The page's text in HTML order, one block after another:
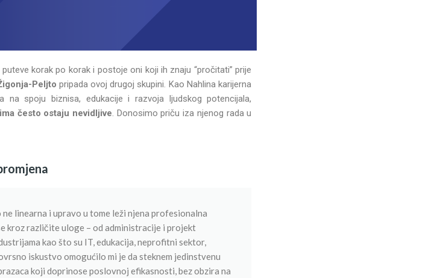
korak po korak i postoje oni koji ih znaju “pročitati” prije
Peljto pripada ovoj drugoj skupini. Kao Nahlina karijerna
spoju biznisa, edukacije i razvoja ljudskog potencijala,
često ostaju nevidljive. Donosimo priču iza njenog rada u
linearna i upravo u tome leži njena profesionalna
kroz različite uloge – od administracije i projekt
kao što su IT, edukacija, neprofitni sektor,
iskustvo omogućilo mi je da steknem jedinstvenu
koji doprinose poslovnoj efikasnosti, bez obzira na